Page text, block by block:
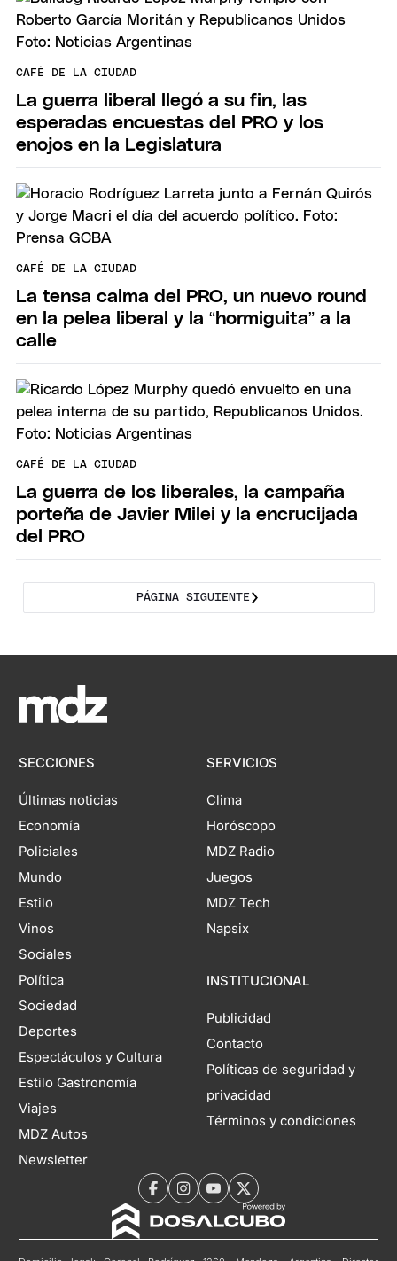
CAFÉ DE LA CIUDAD
La guerra liberal llegó a su fin, las
esperadas encuestas del PRO y los
enojos en la Legislatura
CAFÉ DE LA CIUDAD
La tensa calma del PRO, un nuevo round
en la pelea liberal y la “hormiguita” a la
calle
CAFÉ DE LA CIUDAD
La guerra de los liberales, la campaña
porteña de Javier Milei y la encrucijada
del PRO
PÁGINA SIGUIENTE
SECCIONES
Últimas noticias
Economía
Policiales
Mundo
Estilo
Vinos
Sociales
Política
Sociedad
Deportes
Espectáculos y Cultura
Estilo Gastronomía
Viajes
MDZ Autos
Newsletter
SERVICIOS
Clima
Horóscopo
MDZ Radio
Juegos
MDZ Tech
Napsix
INSTITUCIONAL
Publicidad
Contacto
Políticas de seguridad y
privacidad
Términos y condiciones